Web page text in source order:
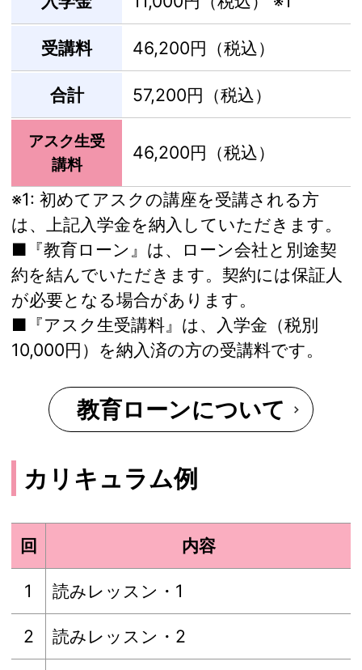
受講料 46,200円（税込）
合計 57,200円（税込）
アスク生受
講料
46,200円（税込）
※1: 初めてアスクの講座を受講される方
は、上記入学金を納入していただきます。
■『教育ローン』は、ローン会社と別途契
約を結んでいただきます。契約には保証人
が必要となる場合があります。
■『アスク生受講料』は、入学金（税別
10,000円）を納入済の方の受講料です。
教育ローンについて
カリキュラム例
回 内容
1 読みレッスン・1
2 読みレッスン・2